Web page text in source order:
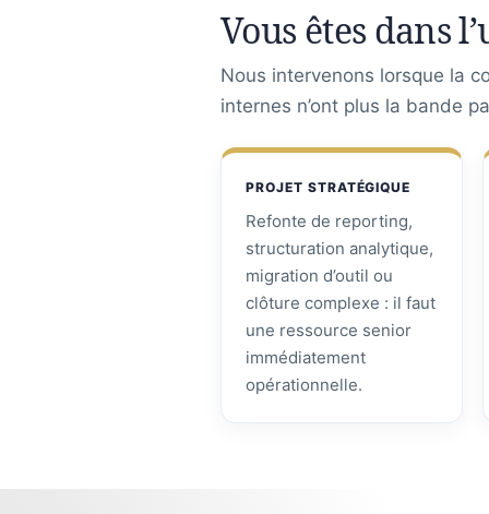
Vous êtes dans
Nous intervenons lorsque la
internes n’ont plus la bande
PROJET STRATÉGIQUE
Refonte de reporting,
structuration analytique,
migration d’outil ou
clôture complexe : il faut
une ressource senior
immédiatement
opérationnelle.